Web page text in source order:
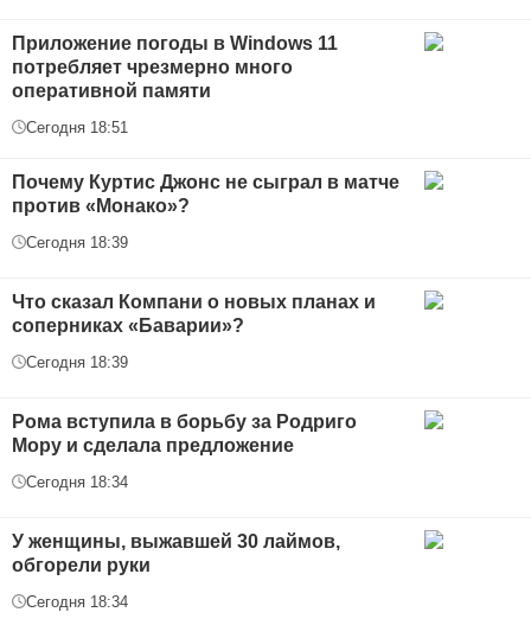
Приложение погоды в Windows 11
потребляет чрезмерно много
оперативной памяти
Сегодня 18:51
Почему Куртис Джонс не сыграл в матче
против «Монако»?
Сегодня 18:39
Что сказал Компани о новых планах и
соперниках «Баварии»?
Сегодня 18:39
Рома вступила в борьбу за Родриго
Мору и сделала предложение
Сегодня 18:34
У женщины, выжавшей 30 лаймов,
обгорели руки
Сегодня 18:34